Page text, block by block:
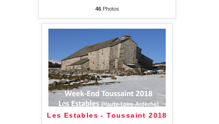
46Photos
Les Estables - Toussaint 2018